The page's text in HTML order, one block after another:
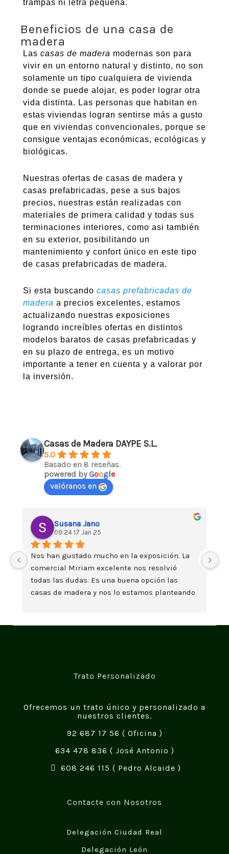
trampas ni letra pequeña.
Beneficios de una casa de
madera
Las casas de madera modernas son para
vivir en un entorno natural y distinto, no son
solamente un tipo cualquiera de vivienda
donde se puede alojar, es poder lograr otra
vida distinta. Las personas que habitan en
estas viviendas logran sentirse más a gusto
que en viviendas convencionales, porque se
consigue ventajas económicas, ecológicas y
biológicas.
Nuestras ofertas de casas de madera y
casas prefabricadas, pese a sus bajos
precios, nuestras están realizadas con
materiales de primera calidad y todas sus
terminaciones interiores, como asi también
en su exterior, posibilitando un
mantenimiento y confort único en este tipo
de casas prefabricadas de madera.
Si esta buscando casas prefabricadas de
madera a precios excelentes, estamos
actualizando nuestras exposiciones
logrando increíbles ofertas en distintos
modelos baratos de casas prefabricadas y
en su plazo de entrega, es un motivo
importante a tener en cuenta y a valorar por
la inversión.
Casas de Madera DAYPE S.L.
5.0
Basado en 8 reseñas.
powered byGoogle
valóranos en
Susana Jano
09:24 17 Jan 25
Nos han gustado mucho en la exposición. La
comercial Miriam excelente nos resolvió
todas las dudas. Es una buena opción las
casas de madera y nos lo estamos planteando
Trato Personalizado
Ofrecemos un trato único y personalizado a
nuestros clientes.
92 687 17 56 ( Oficina )
634 478 836 ( José Antonio )
608 246 115 ( Pedro Alcaide )
Contacte con Nosotros
Delegación Ciudad Real
Delegación León